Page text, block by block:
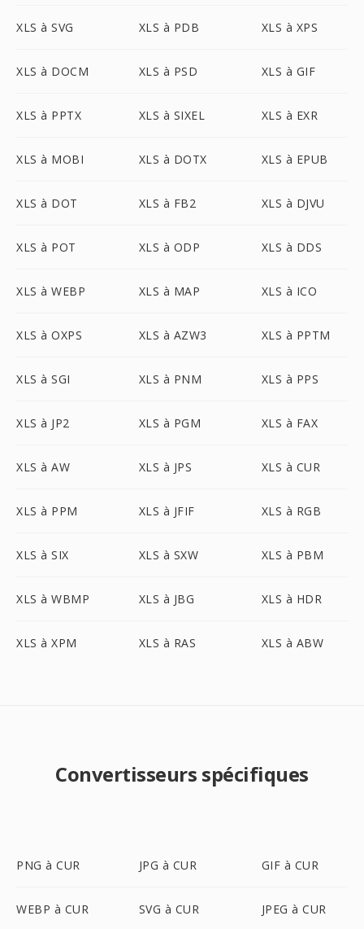
XLS à SVG XLS à PDB XLS à XPS
XLS à DOCM XLS à PSD XLS à GIF
XLS à PPTX XLS à SIXEL XLS à EXR
XLS à MOBI XLS à DOTX XLS à EPUB
XLS à DOT XLS à FB2 XLS à DJVU
XLS à POT XLS à ODP XLS à DDS
XLS à WEBP XLS à MAP XLS à ICO
XLS à OXPS XLS à AZW3 XLS à PPTM
XLS à SGI XLS à PNM XLS à PPS
XLS à JP2 XLS à PGM XLS à FAX
XLS à AW XLS à JPS XLS à CUR
XLS à PPM XLS à JFIF XLS à RGB
XLS à SIX XLS à SXW XLS à PBM
XLS à WBMP XLS à JBG XLS à HDR
XLS à XPM XLS à RAS XLS à ABW
Convertisseurs spécifiques
PNG à CUR JPG à CUR GIF à CUR
WEBP à CUR SVG à CUR JPEG à CUR